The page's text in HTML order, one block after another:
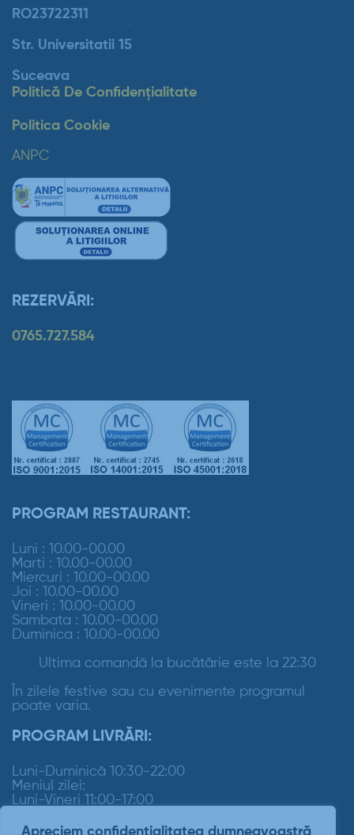
Apreciem confidențialitatea dumneavoastră
RO23722311
Str. Universitatii 15
Suceava
Politică De Confidențialitate
Politica Cookie
ANPC
REZERVĂRI:
0765.727.584
PROGRAM RESTAURANT:
Luni : 10.00-00.00
Marti : 10.00-00.00
Miercuri : 10.00-00.00
Joi : 10.00-00.00
Vineri : 10.00-00.00
Sambata : 10.00-00.00
Duminica : 10.00-00.00
Ultima comandă la bucătărie este la 22:30
În zilele festive sau cu evenimente programul
poate varia.
PROGRAM LIVRĂRI:
Luni-Duminică 10:30-22:00
Meniul zilei:
Luni-Vineri 11:00-17:00